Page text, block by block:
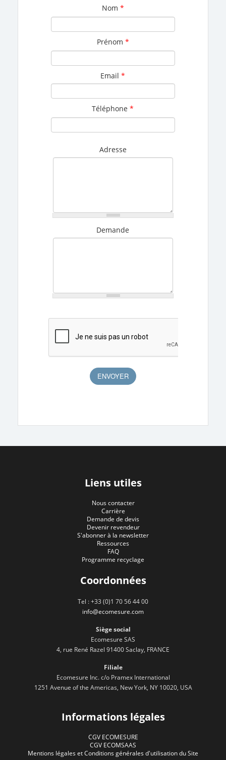
Nom *
Prénom *
Email*
Téléphone*
Adresse
Demande
Liens utiles
Nous contacter
Carrière
Demande de devis
Devenir revendeur
S'abonner à la newsletter
Ressources
FAQ
Programme recyclage
Coordonnées
Tel : +33 (0)1 70 56 44 00
info@ecomesure.com
Siège social
Ecomesure SAS
4, rue René Razel 91400 Saclay, FRANCE
Filiale
Ecomesure Inc. c/o Pramex International
1251 Avenue of the Americas, New York, NY 10020, USA
Informations légales
CGV ECOMESURE
CGV ECOMSAAS
Mentions légales et Conditions générales d'utilisation du Site